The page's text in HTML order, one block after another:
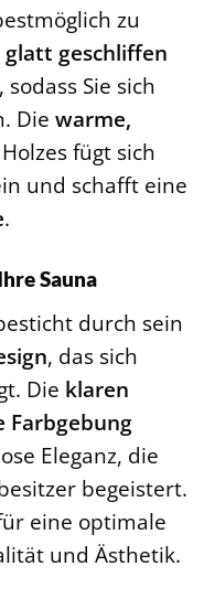
zu
glatt geschliffen
, sodass Sie sich
Die warme,
fügt sich
und schafft eine
.
Sauna
durch sein
, das sich
Die klaren
Farbgebung
Eleganz, die
begeistert.
eine optimale
und Ästhetik.